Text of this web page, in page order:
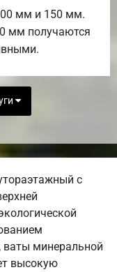
мм и 150 мм.
мм получаются
с
ваты минеральной
высокую